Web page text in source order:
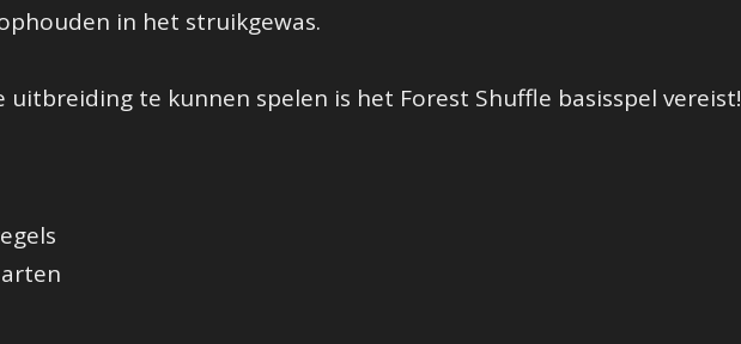
in het struikgewas.
uitbreiding te kunnen spelen is het Forest Shuffle basisspel vereist!